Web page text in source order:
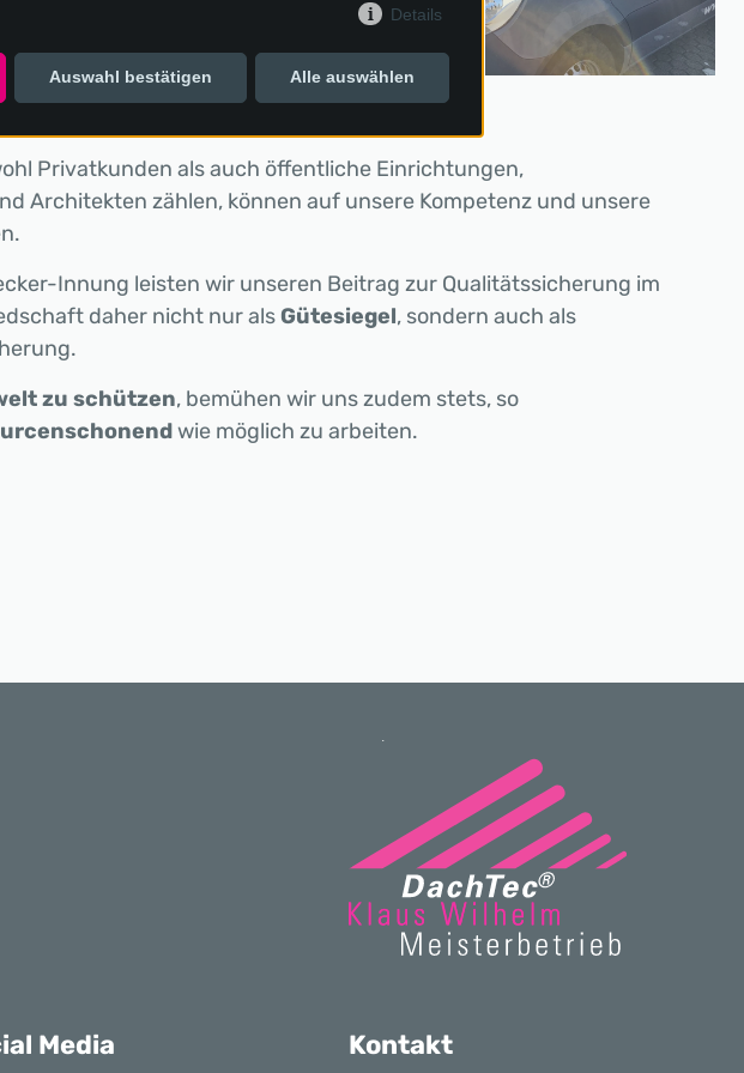
Privatkunden als auch öffentliche Einrichtungen,
Architekten zählen, können auf unsere Kompetenz und unsere
Innung leisten wir unseren Beitrag zur Qualitätssicherung im
daher nicht nur alsGütesiegel, sondern auch als
zu schützen, bemühen wir uns zudem stets, so
wie möglich zu arbeiten.
Media Kontakt
Details
Auswahl bestätigen Alle auswählen